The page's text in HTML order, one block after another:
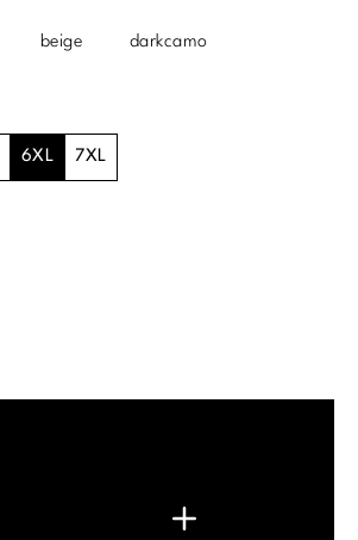
beige darkcamo
6XL 7XL